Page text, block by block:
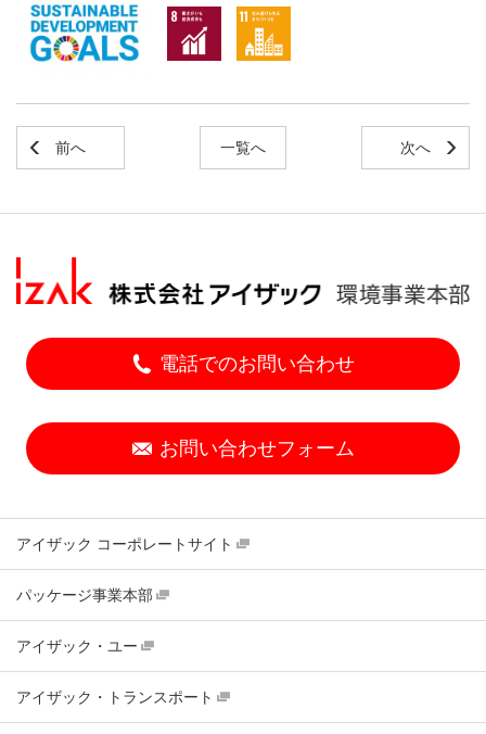
前へ 一覧へ 次へ
電話でのお問い合わせ
お問い合わせフォーム
アイザック コーポレートサイト
パッケージ事業本部
アイザック・ユー
アイザック・トランスポート